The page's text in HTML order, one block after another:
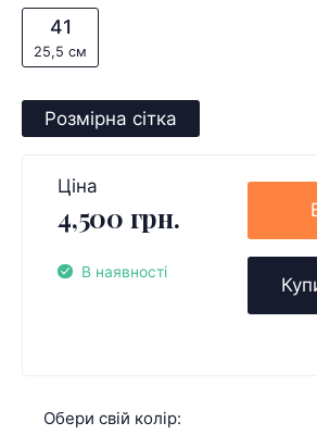
41
25,5 см
Розмірна сітка
Ціна
4,500 грн.
В наявності
Обери свій колір: